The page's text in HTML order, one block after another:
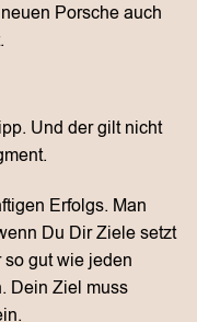
Porsche auch
Und der gilt nicht
Erfolgs. Man
Du Dir Ziele setzt
gut wie jeden
Dein Ziel muss